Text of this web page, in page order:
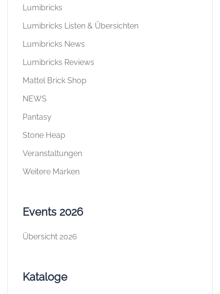
Lumibricks
Lumibricks Listen & Übersichten
Lumibricks News
Lumibricks Reviews
Mattel Brick Shop
NEWS
Pantasy
Stone Heap
Veranstaltungen
Weitere Marken
Events 2026
Übersicht 2026
Kataloge